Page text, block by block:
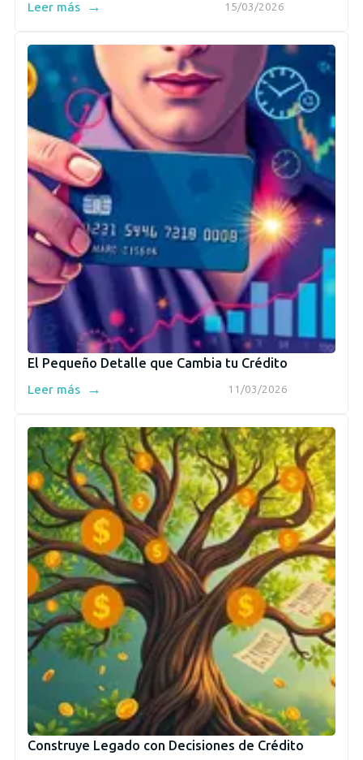
15/03/2026
Leer más →
El Pequeño Detalle que Cambia tu Crédito
11/03/2026
Leer más →
Construye Legado con Decisiones de Crédito